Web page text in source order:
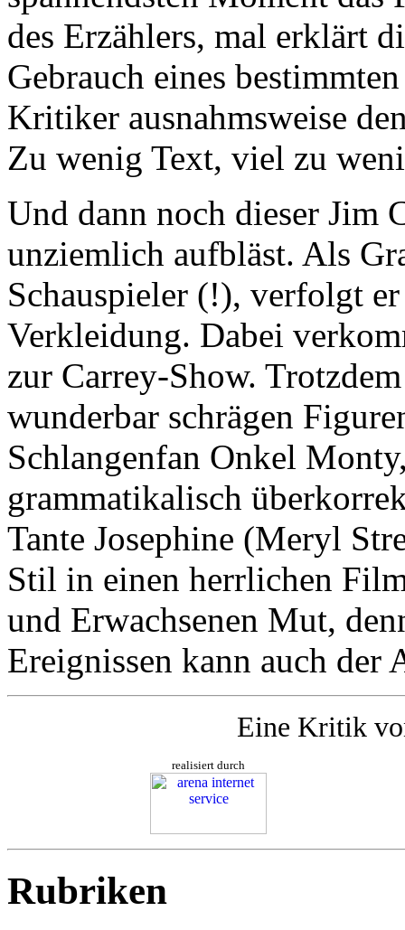
des Erzählers, mal erklärt
Gebrauch eines
Kritiker ausnahmsweise
Zu wenig Text, viel zu
Und dann noch dieser Jim
unziemlich aufbläst. Als
Schauspieler (!), verfolgt
Verkleidung. Dabei
zur Carrey-Show.
wunderbar schrägen
Schlangenfan Onkel
grammatikalisch
Tante Josephine (Meryl
Stil in einen herrlichen
und Erwachsenen Mut,
Ereignissen kann auch der
Eine Kritik
realisiert durch
Rubriken